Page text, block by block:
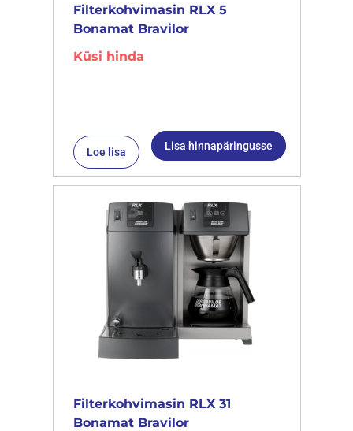
Filterkohvimasin RLX 5
Bonamat Bravilor
Küsi hinda
Loe lisa Lisa hinnapäringusse
Filterkohvimasin RLX 31
Bonamat Bravilor